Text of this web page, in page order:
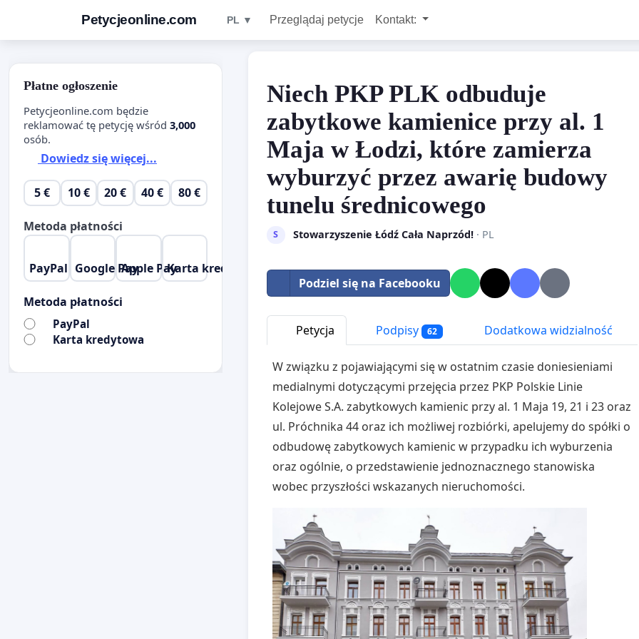
Petycjeonline.com PL ▼ Przeglądaj petycje Kontakt:
Niech PKP PLK odbuduje
zabytkowe kamienice przy al. 1
Maja w Łodzi, które zamierza
wyburzyć przez awarię budowy
tunelu średnicowego
S Stowarzyszenie Łódź Cała Naprzód!· PL
Podziel się na Facebooku
Petycja Podpisy 62 Dodatkowa widzialność
W związku z pojawiającymi się w ostatnim czasie doniesieniami
medialnymi dotyczącymi przejęcia przez PKP Polskie Linie
Kolejowe S.A. zabytkowych kamienic przy al. 1 Maja 19, 21 i 23 oraz
ul. Próchnika 44 oraz ich możliwej rozbiórki, apelujemy do spółki o
odbudowę zabytkowych kamienic w przypadku ich wyburzenia
oraz ogólnie, o przedstawienie jednoznacznego stanowiska
wobec przyszłości wskazanych nieruchomości.
Płatne ogłoszenie
Petycjeonline.com będzie
reklamować tę petycję wśród 3,000
osób.
Dowiedz się więcej...
5 € 10 € 20 € 40 € 80 €
Metoda płatności
PayPal Google PayApple PayKarta kredytowa
Metoda płatności
PayPal
Karta kredytowa